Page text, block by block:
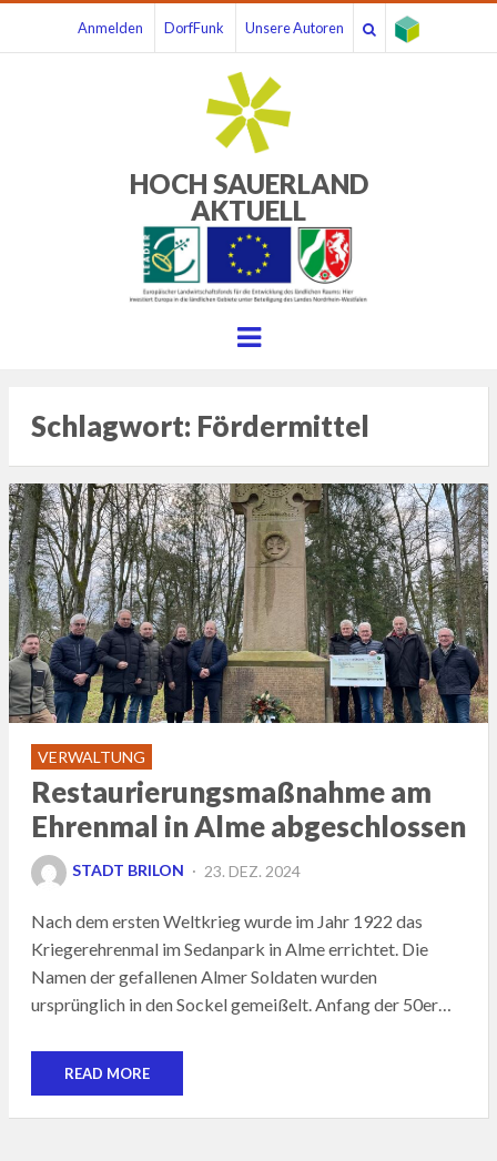
Anmelden DorfFunk Unsere Autoren
HOCH SAUERLAND
AKTUELL
Menu
Schlagwort: Fördermittel
VERWALTUNG
Restaurierungsmaßnahme am
Ehrenmal in Alme abgeschlossen
STADT BRILON
POSTED
23. DEZ. 2024
Nach dem ersten Weltkrieg wurde im Jahr 1922 das
Kriegerehrenmal im Sedanpark in Alme errichtet. Die
Namen der gefallenen Almer Soldaten wurden
ursprünglich in den Sockel gemeißelt. Anfang der 50er…
READ MORE